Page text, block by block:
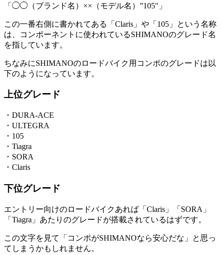
「◯◯（ブランド名）××（モデル名）”105″」
この一番右側に書かれてある「Claris」や「105」という名称
は、コンポーネントに使われているSHIMANOのグレード名
を指しています。
ちなみにSHIMANOのロードバイク用コンポのグレードは以
下のようになっています。
上位グレード
・DURA-ACE
・ULTEGRA
・105
・Tiagra
・SORA
・Claris
下位グレード
エントリー向けのロードバイクあれば「Claris」「SORA」
「Tiagra」あたりのグレードが搭載されているはずです。
この文字を見て「コンポがSHIMANOなら安心だな」と思っ
てしまうかもしれません。